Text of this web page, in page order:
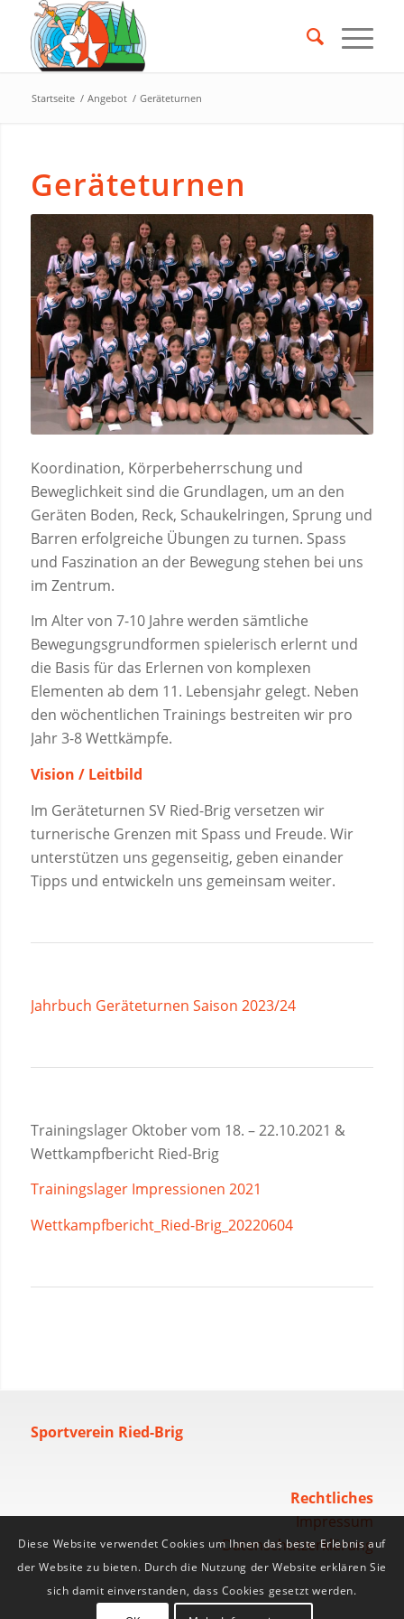
Startseite / Angebot / Geräteturnen
Geräteturnen
Koordination, Körperbeherrschung und
Beweglichkeit sind die Grundlagen, um an den
Geräten Boden, Reck, Schaukelringen, Sprung und
Barren erfolgreiche Übungen zu turnen. Spass
und Faszination an der Bewegung stehen bei uns
im Zentrum.
Im Alter von 7-10 Jahre werden sämtliche
Bewegungsgrundformen spielerisch erlernt und
die Basis für das Erlernen von komplexen
Elementen ab dem 11. Lebensjahr gelegt. Neben
den wöchentlichen Trainings bestreiten wir pro
Jahr 3-8 Wettkämpfe.
Vision / Leitbild
Im Geräteturnen SV Ried-Brig versetzen wir
turnerische Grenzen mit Spass und Freude. Wir
unterstützen uns gegenseitig, geben einander
Tipps und entwickeln uns gemeinsam weiter.
Jahrbuch Geräteturnen Saison 2023/24
Trainingslager Oktober vom 18. – 22.10.2021 &
Wettkampfbericht Ried-Brig
Trainingslager Impressionen 2021
Wettkampfbericht_Ried-Brig_20220604
Sportverein Ried-Brig
Rechtliches
Impressum
Datenschutzerklärung
Diese Website verwendet Cookies um Ihnen das beste Erlebnis auf
der Website zu bieten. Durch die Nutzung der Website erklären Sie
sich damit einverstanden, dass Cookies gesetzt werden.